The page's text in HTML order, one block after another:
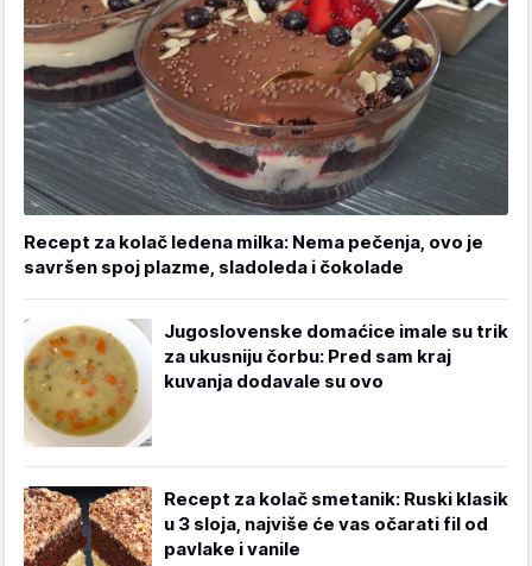
Recept za kolač ledena milka: Nema pečenja, ovo je
savršen spoj plazme, sladoleda i čokolade
Jugoslovenske domaćice imale su trik
za ukusniju čorbu: Pred sam kraj
kuvanja dodavale su ovo
Recept za kolač smetanik: Ruski klasik
u 3 sloja, najviše će vas očarati fil od
pavlake i vanile